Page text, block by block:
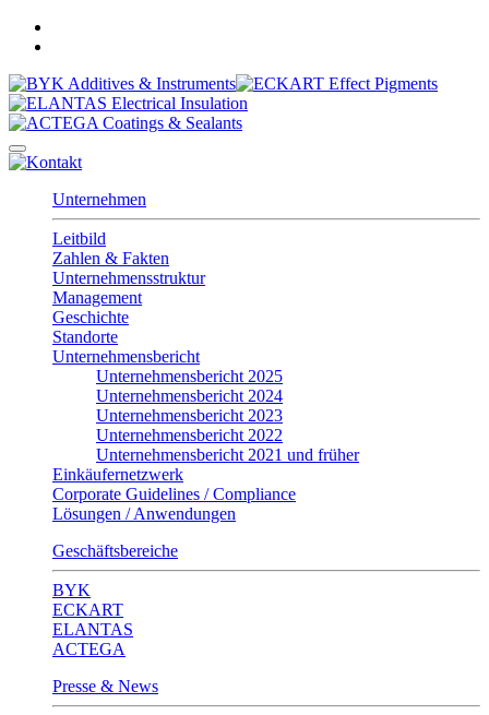
Unternehmen
Leitbild
Zahlen & Fakten
Unternehmensstruktur
Management
Geschichte
Standorte
Unternehmensbericht
Unternehmensbericht 2025
Unternehmensbericht 2024
Unternehmensbericht 2023
Unternehmensbericht 2022
Unternehmensbericht 2021 und früher
Einkäufernetzwerk
Corporate Guidelines / Compliance
Lösungen / Anwendungen
Geschäftsbereiche
BYK
ECKART
ELANTAS
ACTEGA
Presse & News